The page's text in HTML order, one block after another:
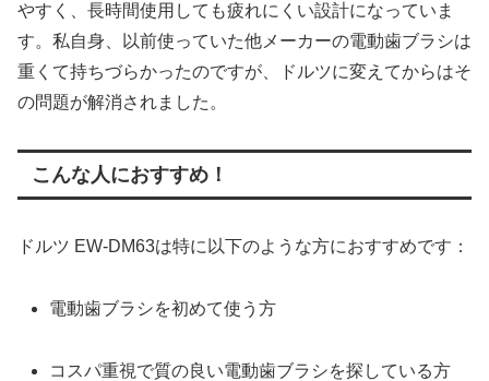
やすく、長時間使用しても疲れにくい設計になっていま
す。私自身、以前使っていた他メーカーの電動歯ブラシは
重くて持ちづらかったのですが、ドルツに変えてからはそ
の問題が解消されました。
こんな人におすすめ！
ドルツ EW-DM63は特に以下のような方におすすめです：
電動歯ブラシを初めて使う方
コスパ重視で質の良い電動歯ブラシを探している方